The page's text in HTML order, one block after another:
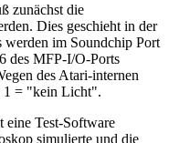
zunächst die
Dies geschieht in der
werden im Soundchip Port
des MFP-I/O-Ports
des Atari-internen
1 = "kein Licht".
eine Test-Software
simulierte und die